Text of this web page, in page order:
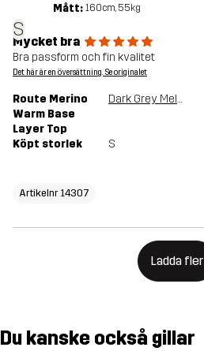
S
Mått: 160cm, 55kg
Mycket bra
Bra passform och fin kvalitet
Det här är en översättning. Se originalet
Route Merino
Warm Base
Layer Top
Dark Grey Melange
Köpt storlek S
Artikelnr 14307
Ladda fler
Du kanske också gillar